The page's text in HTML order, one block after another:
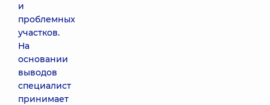
и
проблемных
участков.
На
основании
выводов
специалист
принимает